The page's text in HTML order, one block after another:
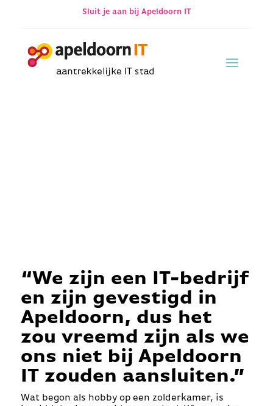
Sluit je aan bij Apeldoorn IT
“We zijn een IT-bedrijf
en zijn gevestigd in
Apeldoorn, dus het
zou vreemd zijn als we
ons niet bij Apeldoorn
IT zouden aansluiten.”
Wat begon als hobby op een zolderkamer, is